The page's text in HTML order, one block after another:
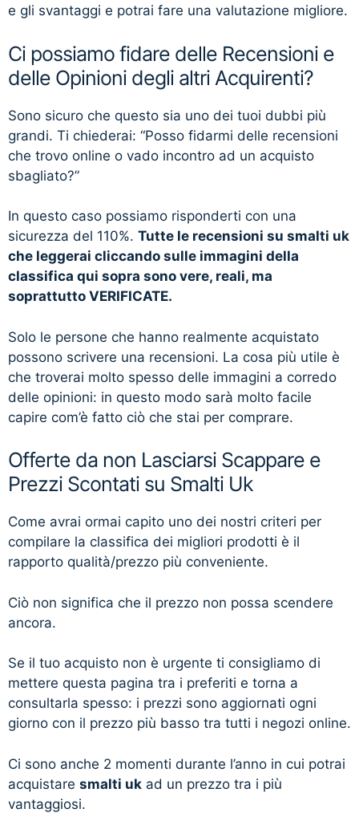
e gli svantaggi e potrai fare una valutazione migliore.
Ci possiamo fidare delle Recensioni e
delle Opinioni degli altri Acquirenti?
Sono sicuro che questo sia uno dei tuoi dubbi più
grandi. Ti chiederai: “Posso fidarmi delle recensioni
che trovo online o vado incontro ad un acquisto
sbagliato?”
In questo caso possiamo risponderti con una
sicurezza del 110%. Tutte le recensioni su smalti uk
che leggerai cliccando sulle immagini della
classifica qui sopra sono vere, reali, ma
soprattutto VERIFICATE.
Solo le persone che hanno realmente acquistato
possono scrivere una recensioni. La cosa più utile è
che troverai molto spesso delle immagini a corredo
delle opinioni: in questo modo sarà molto facile
capire com’è fatto ciò che stai per comprare.
Offerte da non Lasciarsi Scappare e
Prezzi Scontati su Smalti Uk
Come avrai ormai capito uno dei nostri criteri per
compilare la classifica dei migliori prodotti è il
rapporto qualità/prezzo più conveniente.
Ciò non significa che il prezzo non possa scendere
ancora.
Se il tuo acquisto non è urgente ti consigliamo di
mettere questa pagina tra i preferiti e torna a
consultarla spesso: i prezzi sono aggiornati ogni
giorno con il prezzo più basso tra tutti i negozi online.
Ci sono anche 2 momenti durante l’anno in cui potrai
acquistare smalti uk ad un prezzo tra i più
vantaggiosi.